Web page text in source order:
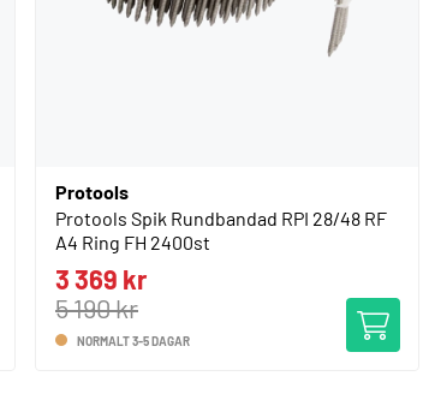
Protools
Protools Spik Rundbandad RPI 28/48 RF
A4 Ring FH 2400st
3 369 kr
5 190 kr
NORMALT 3-5 DAGAR